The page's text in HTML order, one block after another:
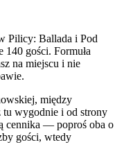
Pilicy: Ballada i Pod
gości. Formuła
na miejscu i nie
między
tu wygodnie i od strony
cennika — poproś oba o
gości, wtedy